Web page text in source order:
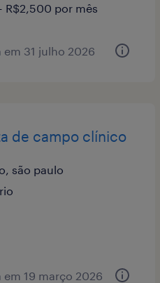
R$2,500 por mês
em 31 julho 2026
de campo clínico
são paulo
em 19 março 2026